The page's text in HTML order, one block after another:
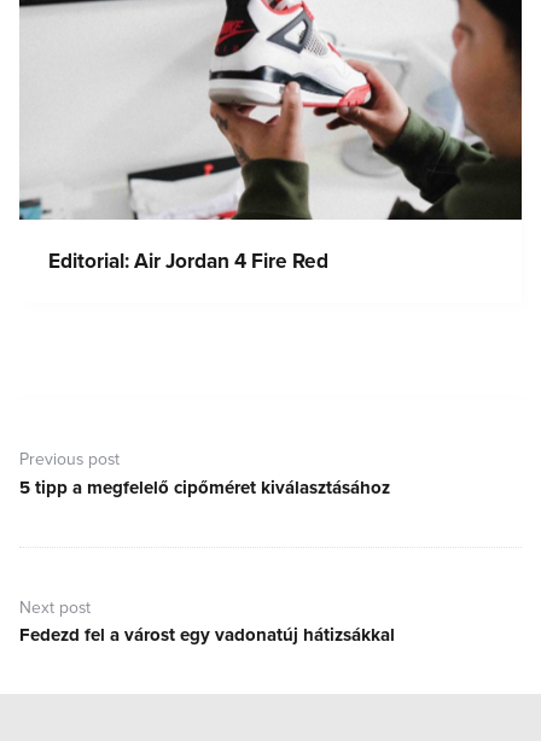
Editorial: Air Jordan 4 Fire Red
navigáció
Previous post
Previous
5 tipp a megfelelő cipőméret kiválasztásához
Next post
Next
Fedezd fel a várost egy vadonatúj hátizsákkal